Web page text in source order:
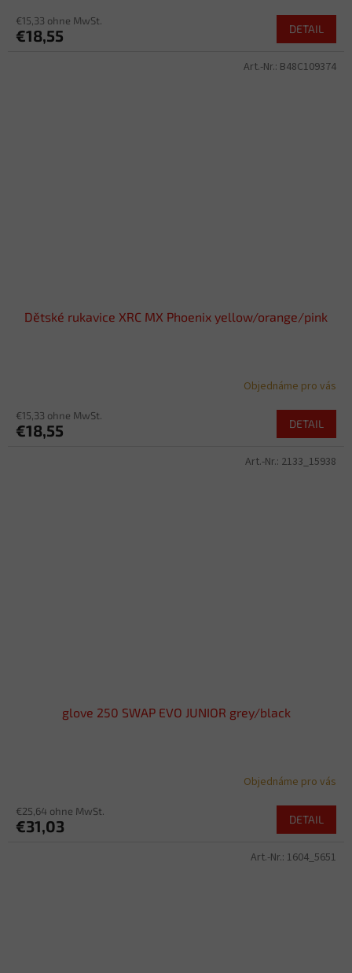
€15,33 ohne MwSt.
€18,55 DETAIL
Dětské rukavice XRC MX Phoenix yellow/orange/pink
Objednáme pro vás
€15,33 ohne MwSt.
€18,55 DETAIL
Art.-Nr.: B48C109374
glove 250 SWAP EVO JUNIOR grey/black
Objednáme pro vás
€25,64 ohne MwSt.
€31,03 DETAIL
Art.-Nr.: 2133_15938
Art.-Nr.: 1604_5651